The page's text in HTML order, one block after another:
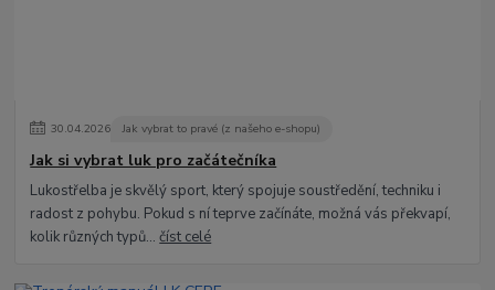
30.04.2026 Jak vybrat to pravé (z našeho e-shopu)
Jak si vybrat luk pro začátečníka
Lukostřelba je skvělý sport, který spojuje soustředění, techniku i
radost z pohybu. Pokud s ní teprve začínáte, možná vás překvapí,
kolik různých typů...číst celé